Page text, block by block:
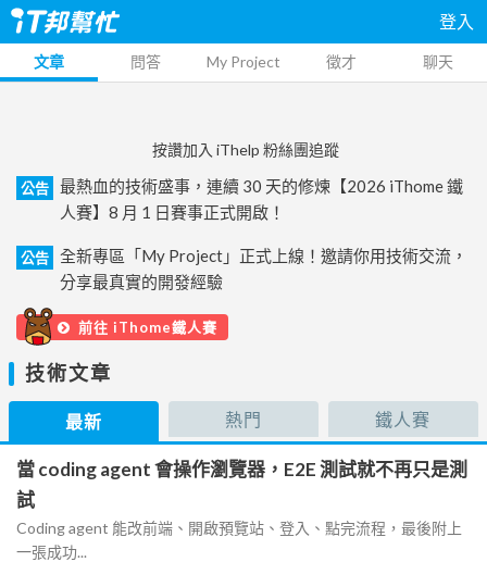
登入
文章 問答 My Project 徵才 聊天
按讚加入 iThelp 粉絲團追蹤
公告
最熱血的技術盛事，連續 30 天的修煉【2026 iThome 鐵
人賽】8 月 1 日賽事正式開啟！
公告
全新專區「My Project」正式上線！邀請你用技術交流，
分享最真實的開發經驗
前往 iThome鐵人賽
技術文章
最新 熱門 鐵人賽
當 coding agent 會操作瀏覽器，E2E 測試就不再只是測
試
Coding agent 能改前端、開啟預覽站、登入、點完流程，最後附上
一張成功...